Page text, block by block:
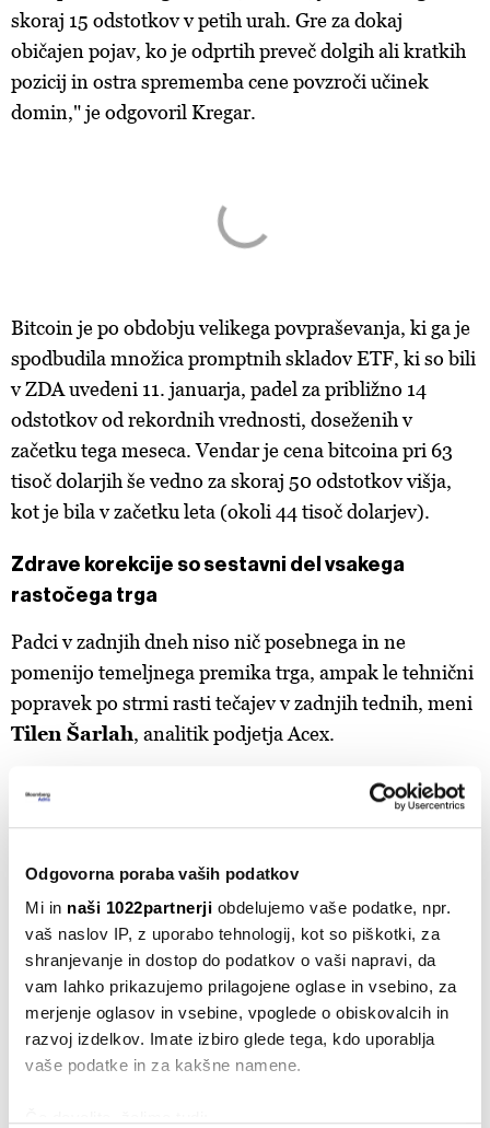
Odgovorna poraba vaših podatkov
Mi in naši 1022partnerji obdelujemo vaše podatke, npr.
vaš naslov IP, z uporabo tehnologij, kot so piškotki, za
shranjevanje in dostop do podatkov o vaši napravi, da
vam lahko prikazujemo prilagojene oglase in vsebino, za
merjenje oglasov in vsebine, vpoglede o obiskovalcih in
razvoj izdelkov. Imate izbiro glede tega, kdo uporablja
vaše podatke in za kakšne namene.
skoraj 15 odstotkov v petih urah. Gre za dokaj
običajen pojav, ko je odprtih preveč dolgih ali kratkih
pozicij in ostra sprememba cene povzroči učinek
domin," je odgovoril Kregar.
Bitcoin je po obdobju velikega povpraševanja, ki ga je
spodbudila množica promptnih skladov ETF, ki so bili
v ZDA uvedeni 11. januarja, padel za približno 14
odstotkov od rekordnih vrednosti, doseženih v
začetku tega meseca. Vendar je cena bitcoina pri 63
tisoč dolarjih še vedno za skoraj 50 odstotkov višja,
kot je bila v začetku leta (okoli 44 tisoč dolarjev).
Zdrave korekcije so sestavni del vsakega
rastočega trga
Padci v zadnjih dneh niso nič posebnega in ne
pomenijo temeljnega premika trga, ampak le tehnični
popravek po strmi rasti tečajev v zadnjih tednih, meni
Tilen Šarlah, analitik podjetja Acex.
"Vsaka korekcija v bikovskem trendu povzroči
ogromno likvidacij pozicij trgovcev, ki so bili napačno
povzroča panične prodaje. Zdrave korekcije so
sestavni del vsakega rastočega trga in omogočajo
postavitev novih, cenovno bolj primernih ravni za
nadaljevanje trenda, ne pomenijo pa obrata
trenda," je razmere komentiral Tilen Šarlah. Bitcoin je
po njegovi oceni še vedno v bikovskem trendu ne
glede na pocenitve v zadnjih dneh.
Padci v zadnjih dneh niso nič posebnega